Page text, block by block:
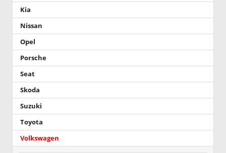
Kia
Nissan
Opel
Porsche
Seat
Skoda
Suzuki
Toyota
Volkswagen